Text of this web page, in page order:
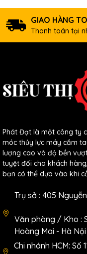
Chấm Laser bước sóng
Độ chính xác +/1 1mm/
Phạm vị tự san lấp mặt
Nhiệt độ làm việc -
GIAO HÀNG
Thanh toán tại
Phát Đạt là một công ty
móc thủy lực máy cầm
lượng cao và độ bền
tuyệt đối cho khách
bạn có thể dựa vào khi
Trụ sở : 405
Văn phòng / Kho :
Hoàng Mai - Hà Nội
Chi nhánh HCM: Số